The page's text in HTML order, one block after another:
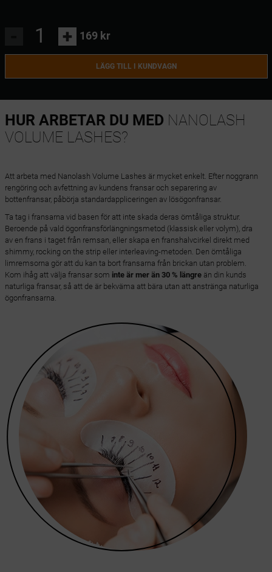
+ 169 kr
LÄGG TILL I KUNDVAGN
HUR ARBETAR DU MED NANOLASH
VOLUME LASHES?
Att arbeta med Nanolash Volume Lashes är mycket enkelt. Efter noggrann
rengöring och avfettning av kundens fransar och separering av
bottenfransar, påbörja standardappliceringen av lösögonfransar.
Ta tag i fransarna vid basen för att inte skada deras ömtåliga struktur.
Beroende på vald ögonfransförlängningsmetod (klassisk eller volym), dra
av en frans i taget från remsan, eller skapa en franshalvcirkel direkt med
shimmy, rocking on the strip eller interleaving-metoden. Den ömtåliga
limremsorna gör att du kan ta bort fransarna från brickan utan problem.
Kom ihåg att välja fransar som inte är mer än 30 % längreän din kunds
naturliga fransar, så att de är bekväma att bära utan att anstränga naturliga
ögonfransarna.